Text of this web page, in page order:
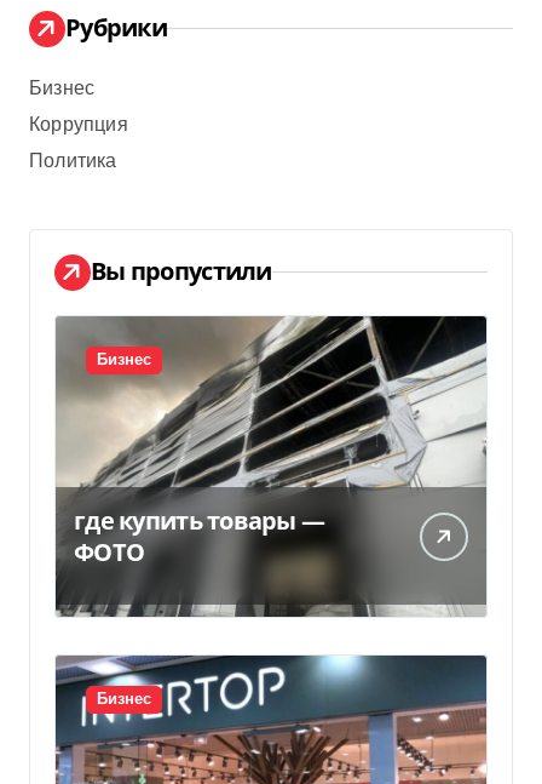
Рубрики
Бизнес
Коррупция
Политика
Вы пропустили
Бизнес
где купить товары —
ФОТО
Бизнес